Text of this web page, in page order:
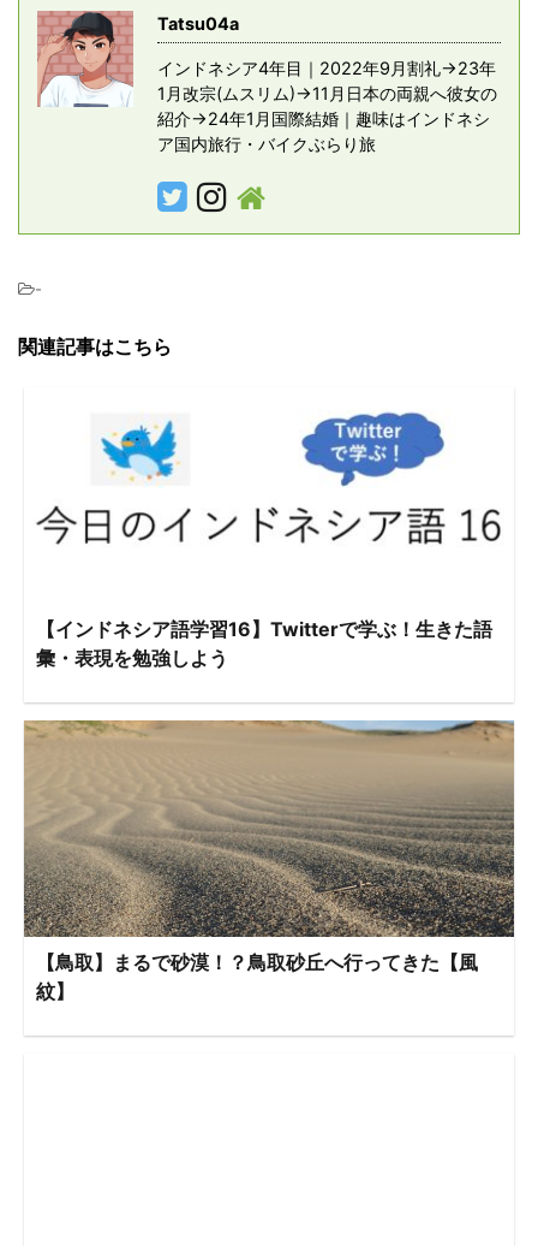
Tatsu04a
インドネシア4年目｜2022年9月割礼→23年
1月改宗(ムスリム)→11月日本の両親へ彼女の
紹介→24年1月国際結婚｜趣味はインドネシ
ア国内旅行・バイクぶらり旅
-
関連記事はこちら
【インドネシア語学習16】Twitterで学ぶ！生きた語
彙・表現を勉強しよう
【鳥取】まるで砂漠！？鳥取砂丘へ行ってきた【風
紋】